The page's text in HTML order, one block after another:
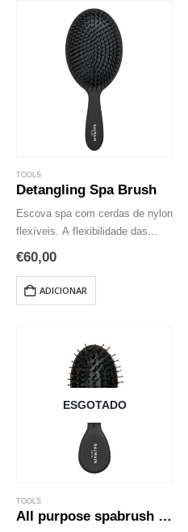
TOOLS
Detangling Spa Brush
Escova spa com cerdas de nylon
flexíveis. A flexibilidade das
desembaraço sem dor, enquanto
as pontas macias massajam o
couro cabeludo para estimular a
€60,00
ADICIONAR
ESGOTADO
TOOLS
All purpose spabrush mini